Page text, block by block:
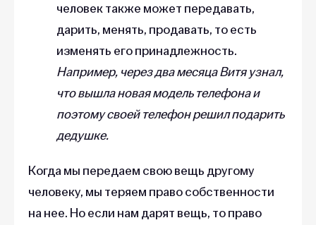
человек также может передавать,
дарить, менять, продавать, то есть
изменять его принадлежность.
Например, через два месяца Витя узнал,
что вышла новая модель телефона и
поэтому своей телефон решил подарить
дедушке.
Когда мы передаем свою вещь другому
человеку, мы теряем право собственности
на нее. Но если нам дарят вещь, то право